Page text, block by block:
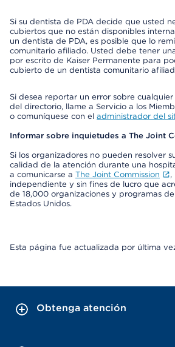
Si su dentista de PDA decide que usted
cubiertos que no están disponibles
un dentista de PDA, es posible que lo
comunitario afiliado. Usted debe tener
por escrito de Kaiser Permanente para
cubierto de un dentista comunitario
Si desea reportar un error sobre
del directorio, llame a Servicio a los
o comuníquese con el administrador del
Informar sobre inquietudes a The Joint
Si los organizadores no pueden resolver
calidad de la atención durante una
a comunicarse a The Joint Commission
,
independiente y sin fines de lucro que
de 18,000 organizaciones y programas
Estados Unidos.
Esta página fue actualizada por última
Obtenga atención